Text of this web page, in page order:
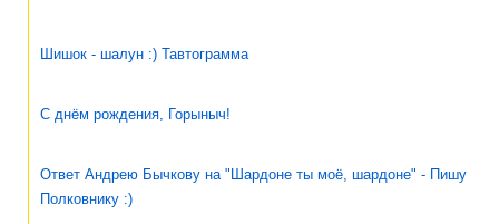
Шишок - шалун :) Тавтограмма
С днём рождения, Горыныч!
Ответ Андрею Бычкову на "Шардоне ты моё, шардоне" - Пишу
Полковнику :)